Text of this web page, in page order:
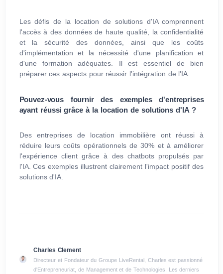
Les défis de la location de solutions d'IA comprennent
l'accès à des données de haute qualité, la confidentialité
et la sécurité des données, ainsi que les coûts
d'implémentation et la nécessité d'une planification et
d'une formation adéquates. Il est essentiel de bien
préparer ces aspects pour réussir l'intégration de l'IA.
Pouvez-vous fournir des exemples d'entreprises
ayant réussi grâce à la location de solutions d'IA ?
Des entreprises de location immobilière ont réussi à
réduire leurs coûts opérationnels de 30% et à améliorer
l'expérience client grâce à des chatbots propulsés par
l'IA. Ces exemples illustrent clairement l'impact positif des
solutions d'IA.
Charles Clement
Directeur et Fondateur du Groupe LiveRental, Charles est passionné
d'Entrepreneuriat, de Management et de Technologies. Les derniers